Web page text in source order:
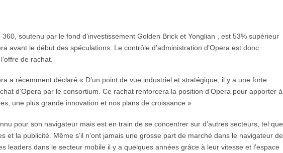
360, soutenu par le fond d’investissement Golden Brick et Yonglian , est 53% supérieur
avant le début des spéculations. Le contrôle d’administration d’Opera est donc
de rachat.
a récemment déclaré « D’un point de vue industriel et stratégique, il y a une forte
d’Opera par le consortium. Ce rachat renforcera la position d’Opera pour apporter à
une plus grande innovation et nos plans de croissance »
pour son navigateur mais est en train de se concentrer sur d’autres secteurs, tel que
et la publicité. Même s’il n’ont jamais une grosse part de marché dans le navigateur de
leaders dans le secteur mobile il y a quelques années grâce à leur vitesse et l’espace